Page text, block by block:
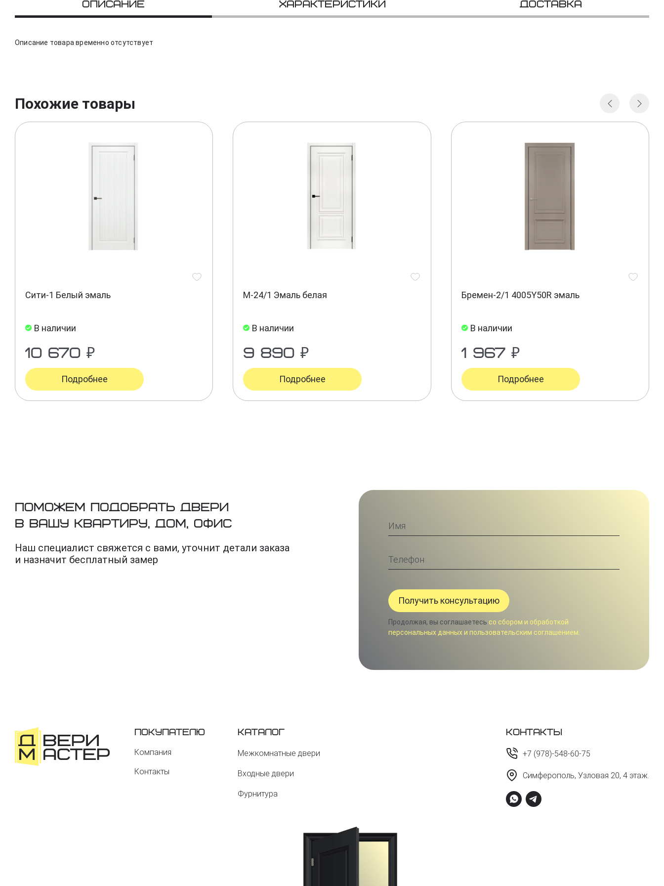
Описание Характеристики Доставка
Описание товара временно отсутствует
Похожие товары
Сити-1 Белый эмаль
В наличии
10 670 ₽
Подробнее
М-24/1 Эмаль белая
В наличии
9 890 ₽
Подробнее
Бремен-2/1 4005Y50R эмаль
В наличии
1 967 ₽
Подробнее
Поможем подобрать двери
в вашу квартиру, дом, офис
Наш специалист свяжется с вами, уточнит детали заказа
и назначит бесплатный замер
Продолжая, вы соглашаетесь со сбором и обработкой
персональных данных и пользовательским соглашением.
Покупателю
Компания
Контакты
Каталог
Межкомнатные двери
Входные двери
Фурнитура
Контакты
+7 (978)-548-60-75
Симферополь, Узловая 20, 4 этаж.